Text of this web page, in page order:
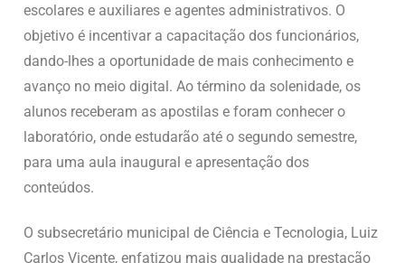
escolares e auxiliares e agentes administrativos. O
objetivo é incentivar a capacitação dos funcionários,
dando-lhes a oportunidade de mais conhecimento e
avanço no meio digital. Ao término da solenidade, os
alunos receberam as apostilas e foram conhecer o
laboratório, onde estudarão até o segundo semestre,
para uma aula inaugural e apresentação dos
conteúdos.
O subsecretário municipal de Ciência e Tecnologia, Luiz
Carlos Vicente, enfatizou mais qualidade na prestação